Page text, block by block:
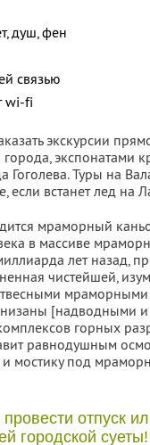
душ, фен
связью
wi-fi
экскурсии
экспонатами
Гоголева. Туры на
встанет лед на
мраморный
в массиве
лет назад,
чистейшей,
[надводными
горных
равнодушным
мостику под
отпуск
городской